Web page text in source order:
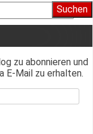
zu abonnieren und
E-Mail zu erhalten.